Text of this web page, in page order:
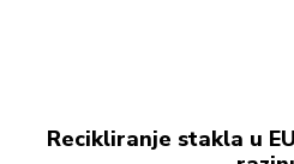
Recikliranje stakla u